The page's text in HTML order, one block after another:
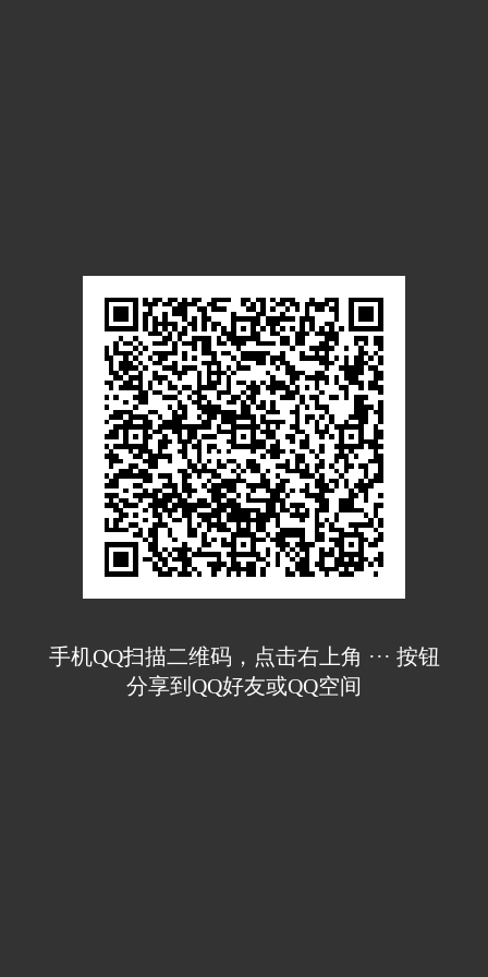
手机QQ扫描二维码，点击右上角 ··· 按钮
分享到QQ好友或QQ空间